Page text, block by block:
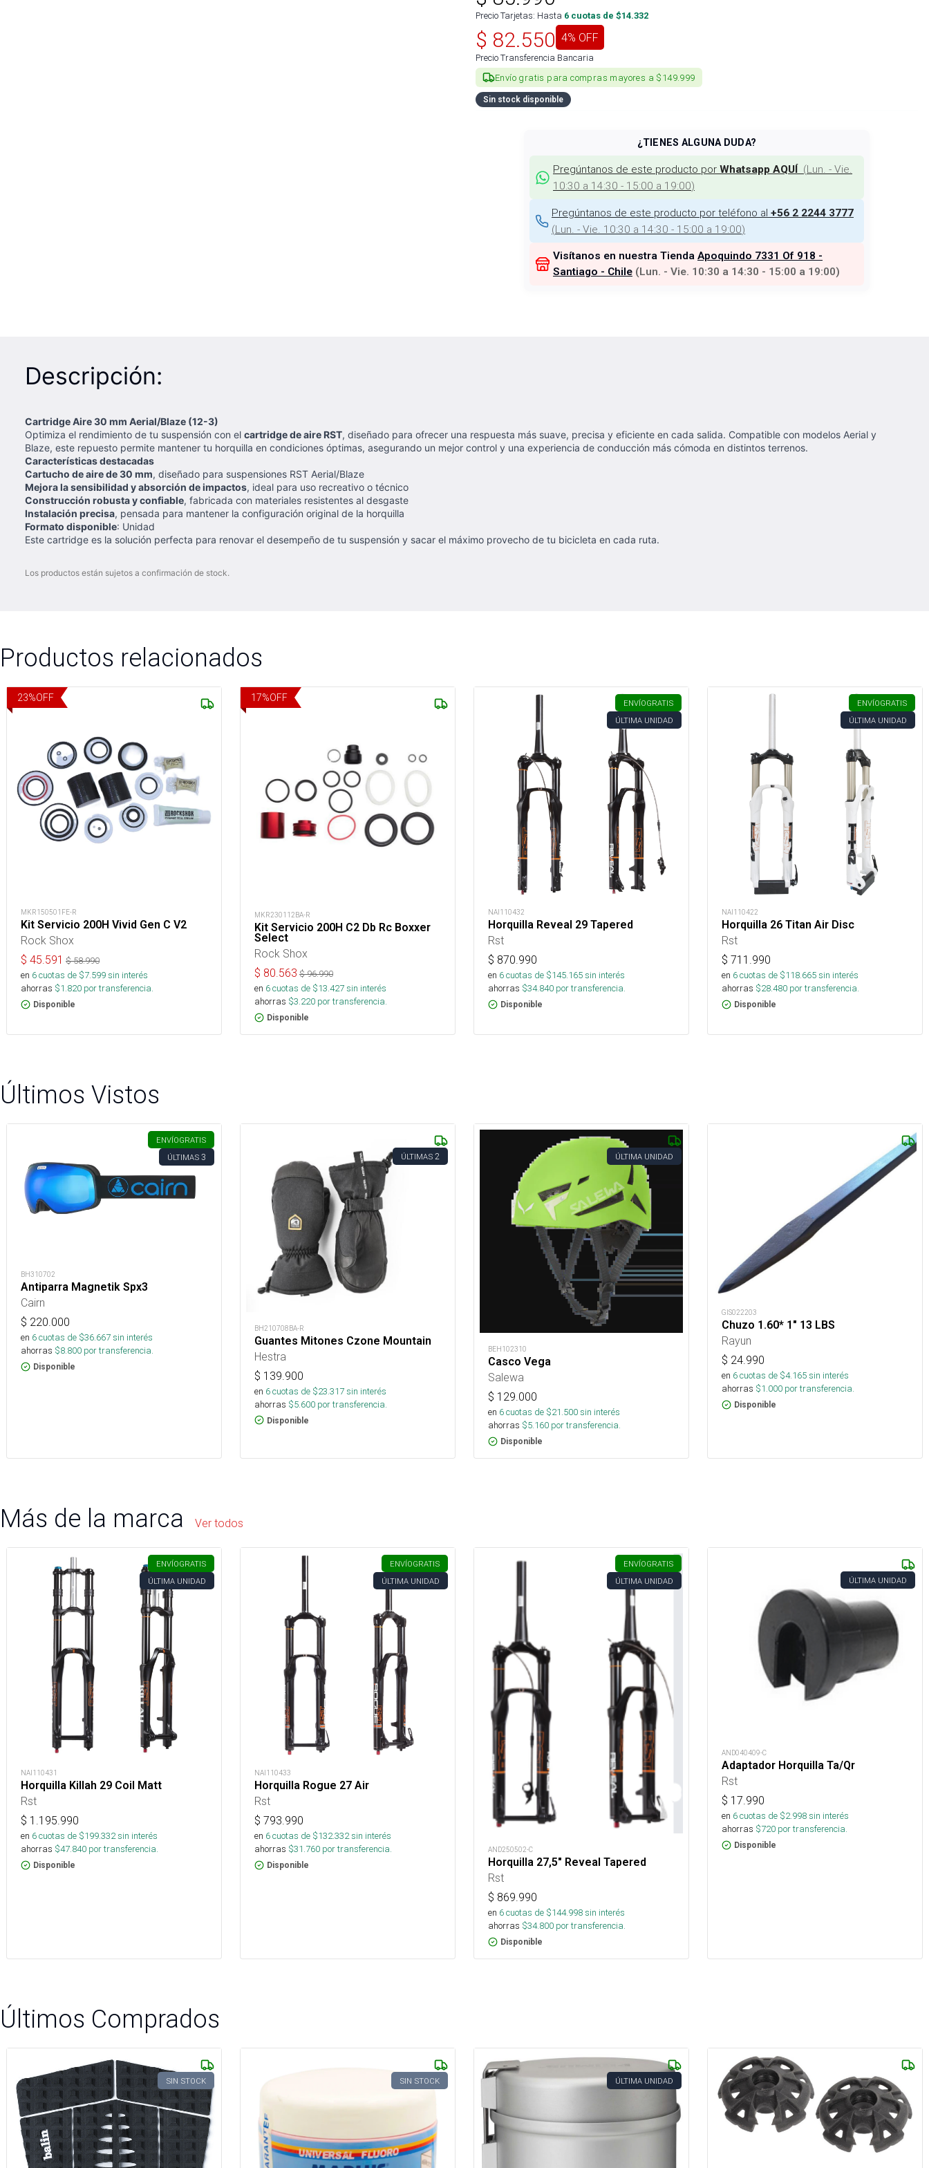
Precio Tarjetas: Hasta 6 cuotas de $14.332
$ 82.550 4% OFF
Precio Transferencia Bancaria
Envío gratis para compras mayores a $149.999
Sin stock disponible
¿TIENES ALGUNA DUDA?
Pregúntanos de este producto por Whatsapp AQUÍ (Lun. - Vie.
10:30 a 14:30 - 15:00 a 19:00)
Pregúntanos de este producto por teléfono al +56 2 2244 3777
(Lun. - Vie. 10:30 a 14:30 - 15:00 a 19:00)
Visítanos en nuestra Tienda Apoquindo 7331 Of 918 -
Santiago - Chile (Lun. - Vie. 10:30 a 14:30 - 15:00 a 19:00)
Descripción:
Cartridge Aire 30 mm Aerial/Blaze (12-3)
Optimiza el rendimiento de tu suspensión con el cartridge de aire RST, diseñado para ofrecer una respuesta más suave, precisa y eficiente en cada salida. Compatible con modelos Aerial y
Blaze, este repuesto permite mantener tu horquilla en condiciones óptimas, asegurando un mejor control y una experiencia de conducción más cómoda en distintos terrenos.
Características destacadas
Cartucho de aire de 30 mm, diseñado para suspensiones RST Aerial/Blaze
Mejora la sensibilidad y absorción de impactos, ideal para uso recreativo o técnico
Construcción robusta y confiable, fabricada con materiales resistentes al desgaste
Instalación precisa, pensada para mantener la configuración original de la horquilla
Formato disponible: Unidad
Este cartridge es la solución perfecta para renovar el desempeño de tu suspensión y sacar el máximo provecho de tu bicicleta en cada ruta.
Los productos están sujetos a confirmación de stock.
Productos relacionados
23%OFF
MKR150501FE-R
Kit Servicio 200H Vivid Gen C V2
Rock Shox
$ 45.591 $58.990
en 6cuotas de $7.599sin interés
ahorras $1.820 por transferencia.
Disponible
17%OFF
MKR230112BA-R
Kit Servicio 200H C2 Db Rc Boxxer
Select
Rock Shox
$ 80.563 $96.990
en 6cuotas de $13.427sin interés
ahorras $3.220 por transferencia.
Disponible
ENVÍOGRATIS
ÚLTIMA UNIDAD
NAI110432
Horquilla Reveal 29 Tapered
Rst
$ 870.990
en 6cuotas de $145.165sin interés
ahorras $34.840 por transferencia.
Disponible
ENVÍOGRATIS
ÚLTIMA UNIDAD
NAI110422
Horquilla 26 Titan Air Disc
Rst
$ 711.990
en 6cuotas de $118.665sin interés
ahorras $28.480 por transferencia.
Disponible
Últimos Vistos
ENVÍOGRATIS
ÚLTIMAS 3
BH310702
Antiparra Magnetik Spx3
Cairn
$ 220.000
en 6cuotas de $36.667sin interés
ahorras $8.800 por transferencia.
Disponible
ÚLTIMAS 2
BH210708BA-R
Guantes Mitones Czone Mountain
Hestra
$ 139.900
en 6cuotas de $23.317sin interés
ahorras $5.600 por transferencia.
Disponible
ÚLTIMA UNIDAD
BEH102310
Casco Vega
Salewa
$ 129.000
en 6cuotas de $21.500sin interés
ahorras $5.160 por transferencia.
Disponible
GIS022203
Chuzo 1.60* 1" 13 LBS
Rayun
$ 24.990
en 6cuotas de $4.165sin interés
ahorras $1.000 por transferencia.
Disponible
Más de la marca Ver todos
ENVÍOGRATIS
ÚLTIMA UNIDAD
NAI110431
Horquilla Killah 29 Coil Matt
Rst
$ 1.195.990
en 6cuotas de $199.332sin interés
ahorras $47.840 por transferencia.
Disponible
ENVÍOGRATIS
ÚLTIMA UNIDAD
NAI110433
Horquilla Rogue 27 Air
Rst
$ 793.990
en 6cuotas de $132.332sin interés
ahorras $31.760 por transferencia.
Disponible
ENVÍOGRATIS
ÚLTIMA UNIDAD
AND250502-C
Horquilla 27,5" Reveal Tapered
Rst
$ 869.990
en 6cuotas de $144.998sin interés
ahorras $34.800 por transferencia.
Disponible
ÚLTIMA UNIDAD
AND040409-C
Adaptador Horquilla Ta/Qr
Rst
$ 17.990
en 6cuotas de $2.998sin interés
ahorras $720 por transferencia.
Disponible
Últimos Comprados
SIN STOCK SIN STOCK ÚLTIMA UNIDAD